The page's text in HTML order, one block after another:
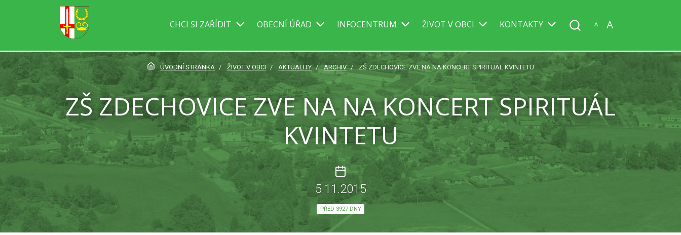
CHCI SI ZAŘÍDIT OBECNÍ ÚŘAD INFOCENTRUM ŽIVOT V OBCI KONTAKTY A A
ÚVODNÍ STRÁNKA ŽIVOT V OBCI AKTUALITY ARCHIV ZŠ ZDECHOVICE ZVE NA NA KONCERT SPIRITUÁL KVINTETU
ZŠ ZDECHOVICE ZVE NA NA KONCERT SPIRITUÁL
KVINTETU
5.11.2015
PŘED 3927 DNY